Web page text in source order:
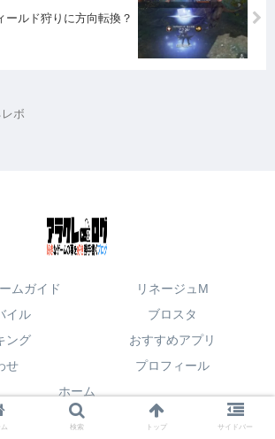
ールド狩りに方向転換？
レボ
ムガイド
リネージュM
イル
ブロスタ
ング
おすすめアプリ
せ
プロフィール
ホーム
© 2017 アラクレログ.
検索 トップ サイドバー